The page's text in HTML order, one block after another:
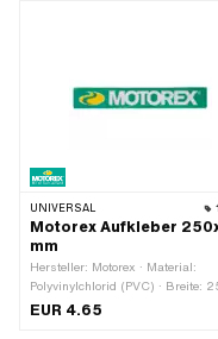
UNIVERSAL
Motorex Aufkleber
mm
Hersteller: Motorex · Material:
Polyvinylchlorid (PVC) · Breite:
mm · Höhe: 40 mm ·
EUR 4.65